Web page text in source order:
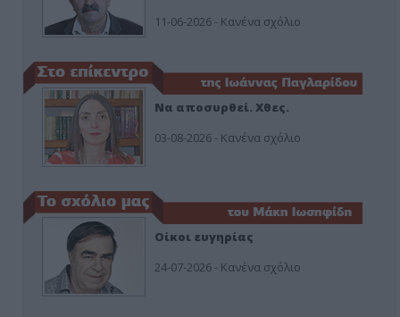
11-06-2026 - Κανένα σχόλιο
Να αποσυρθεί. Χθες.
03-08-2026 - Κανένα σχόλιο
Οίκοι ευγηρίας
24-07-2026 - Κανένα σχόλιο